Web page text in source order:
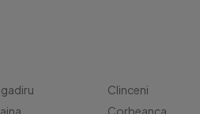
Clinceni
Corbeanca